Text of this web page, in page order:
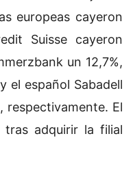
europeas cayeron
Suisse cayeron
un 12,7%,
el español Sabadell
respectivamente. El
tras adquirir la filial